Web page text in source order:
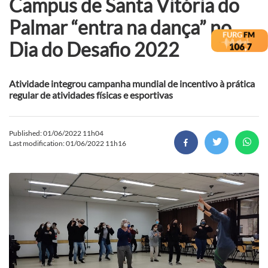
Campus de Santa Vitória do
Palmar “entra na dança” no
Dia do Desafio 2022
Atividade integrou campanha mundial de incentivo à prática
regular de atividades físicas e esportivas
Published: 01/06/2022 11h04
Last modification: 01/06/2022 11h16